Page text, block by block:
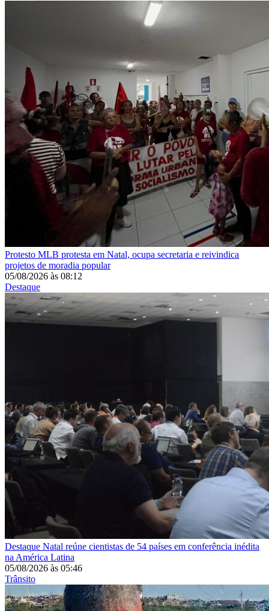
Protesto MLB protesta em Natal, ocupa secretaria e reivindica
projetos de moradia popular
05/08/2026 às 08:12
Destaque
Destaque Natal reúne cientistas de 54 países em conferência inédita
na América Latina
05/08/2026 às 05:46
Trânsito